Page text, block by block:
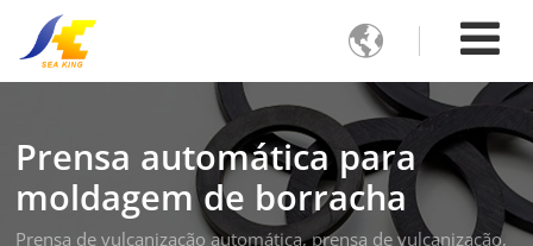

Prensa automática para
moldagem de borracha
Prensa de vulcanização automática, prensa de vulcanização,